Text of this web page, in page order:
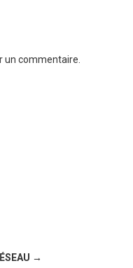
un commentaire.
→